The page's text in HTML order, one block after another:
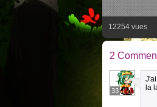
12254 vues
2
33
la